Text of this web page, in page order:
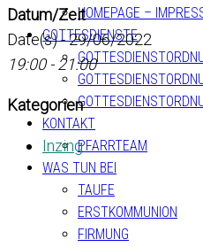
HOMEPAGE –
GOTTESDIENSTE
KONTAKT
PFARRTEAM
WAS TUN BEI
TAUFE
ERSTKOMMUNION
FIRMUNG
Datum/Zeit
Date(s) - 29/06/2022
19:00 - 21:00
Kategorien
Inzing